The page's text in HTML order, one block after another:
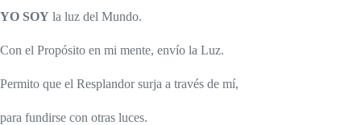
YO SOY la luz del Mundo.
Con el Propósito en mi mente, envío la Luz.
Permito que el Resplandor surja a través de mí,
para fundirse con otras luces.